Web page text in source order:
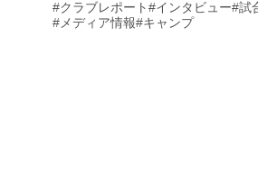
#クラブレポート#インタビュー#試
#メディア情報#キャンプ